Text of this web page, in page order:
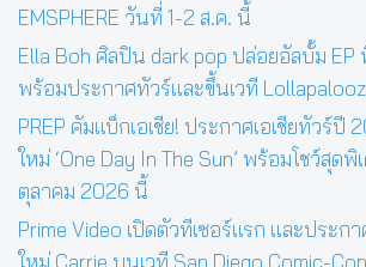
EMSPHERE วันที่ 1-2 ส.ค. นี้
Ella Boh ศิลปิน dark pop ปล่อยอัลบั้ม EP
พร้อมประกาศทัวร์และขึ้นเวที
PREP คัมแบ็กเอเชีย! ประกาศเอเชียทัวร์ปี
ใหม่ ‘One Day In The Sun’ พร้อมโชว์สุดพิ
ตุลาคม 2026 นี้
Prime Video เปิดตัวทีเซอร์แรก และประก
ใหม่ Carrie บนเวที San Diego Comic-